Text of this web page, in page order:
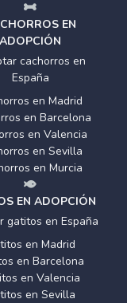
EN
ADOPCIÓN
cachorros en
España
en Madrid
en Barcelona
en Valencia
en Sevilla
en Murcia
EN ADOPCIÓN
gatitos en España
en Madrid
en Barcelona
en Valencia
en Sevilla